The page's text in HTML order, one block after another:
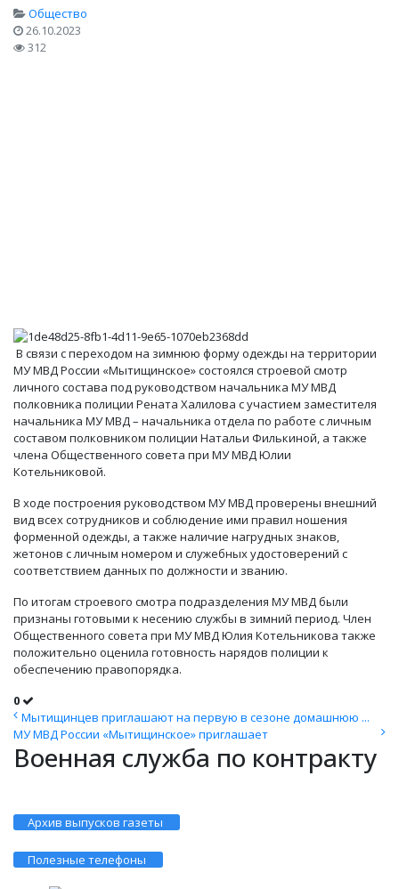
Общество
26.10.2023
312
В связи с переходом на зимнюю форму одежды на территории
МУ МВД России «Мытищинское» состоялся строевой смотр
личного состава под руководством начальника МУ МВД
полковника полиции Рената Халилова с участием заместителя
начальника МУ МВД – начальника отдела по работе с личным
составом полковником полиции Натальи Филькиной, а также
члена Общественного совета при МУ МВД Юлии
Котельниковой.
В ходе построения руководством МУ МВД проверены внешний
вид всех сотрудников и соблюдение ими правил ношения
форменной одежды, а также наличие нагрудных знаков,
жетонов с личным номером и служебных удостоверений с
соответствием данных по должности и званию.
По итогам строевого смотра подразделения МУ МВД были
признаны готовыми к несению службы в зимний период. Член
Общественного совета при МУ МВД Юлия Котельникова также
положительно оценила готовность нарядов полиции к
обеспечению правопорядка.
0
Мытищинцев приглашают на первую в сезоне домашнюю ...
МУ МВД России «Мытищинское» приглашает
Военная служба по контракту
Архив выпусков газеты
Полезные телефоны